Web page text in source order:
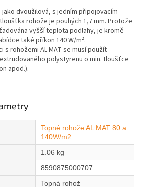
dvoužilová, s jedním připojovacím
rohože je pouhých 1,7 mm. Protože
vyšší teplota podlahy, je kromě
také příkon 140 W/m².
s rohožemi AL MAT se musí použít
polystyrenu o min. tloušťce
apod.).
Topné rohože AL MAT 80 a
140W/m2
1.06 kg
8590875000707
Topná rohož